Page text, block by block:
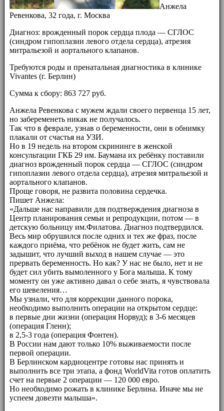
Анжела
Ревенкова, 32 года, г. Москва
Диагноз: врожденный порок сердца плода — СГЛОС
(синдром гипоплазии левого отдела сердца), атрезия
митральезой и аортального клапанов.
Требуются роды и пренатальная диагностика в клинике
Vivantes (г. Берлин)
Сумма к сбору: 863 727 руб.
Анжела Ревенкова с мужем ждали своего первенца 15 лет,
но забеременеть никак не получалось.
Так что в феврале, узнав о беременности, они в обнимку
плакали от счастья на УЗИ.
Но в 19 недель на втором скрининге в женской
консультации ГКБ 29 им. Баумана их ребёнку поставили
диагноз врожденный порок сердца — СГЛОС (синдром
гипоплазии левого отдела сердца), атрезия митральезой и
аортального клапанов.
Проще говоря, не развита половина сердечка.
Пишет Анжела:
«Дальше нас направили для подтверждения диагноза в
Центр планирования семьи и репродукции, потом — в
детскую больницу им.Филатова. Диагноз подтвердился.
Весь мир обрушился после одних и тех же фраз, после
каждого приёма, что ребёнок не будет жить, сам не
задышит, что лучший выход в нашем случае — это
прервать беременность. Но как? У нас не было, нет и не
будет сил убить вымоленного у Бога малыша. К тому
моменту он уже активно давал о себе знать, я чувствовала
его шевеления…
Мы узнали, что для коррекции данного порока,
необходимо выполнить операции на открытом сердце:
в первые дни жизни (операция Норвуд); в 3-6 месяцев
(операция Гленн);
в 2,5-3 года (операция Фонтен).
В России нам дают только 10% выживаемости после
первой операции.
В Берлинском кардиоцентре готовы нас принять и
выполнить все три этапа, а фонд WorldVita готов оплатить
счет на первые 2 операции — 120 000 евро.
Но необходимо рожать в клинике Берлина. Иначе мы не
успеем довезти малыша».